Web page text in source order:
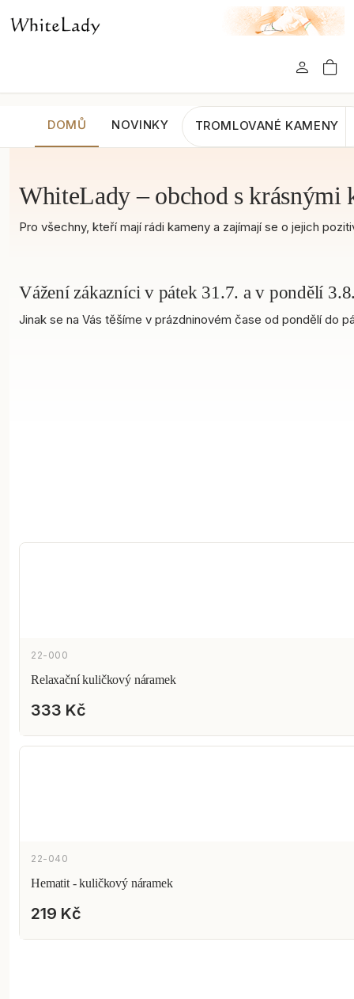
DOMŮ NOVINKY TROMLOVANÉ KAMENY
WhiteLady – obchod s krásnými
Pro všechny, kteří mají rádi kameny a zajímají se o jejich
Vážení zákazníci v pátek 31.7. a v pondělí
Jinak se na Vás těšíme v prázdninovém čase od pondělí do
22-000
Relaxační kuličkový náramek
333 Kč
22-040
Hematit - kuličkový náramek
219 Kč